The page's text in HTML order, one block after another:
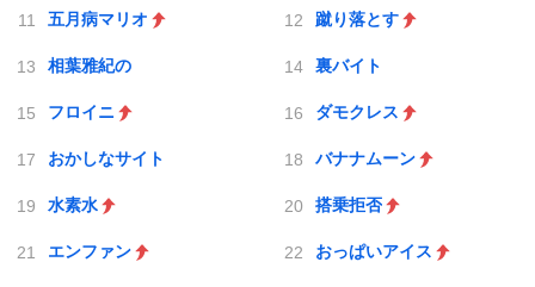
五月病マリオ 蹴り落とす
相葉雅紀の 裏バイト
フロイニ ダモクレス
おかしなサイト バナナムーン
水素水 搭乗拒否
エンファン おっぱいアイス